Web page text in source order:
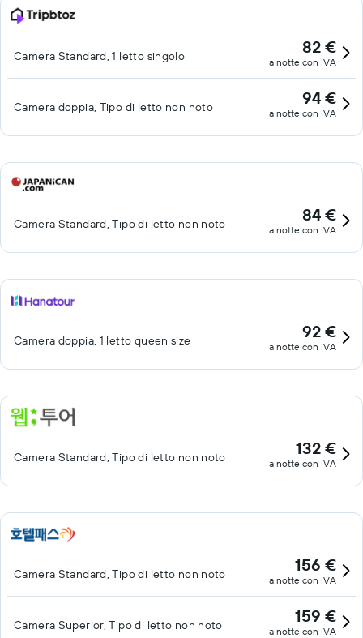
Camera Standard, 1 letto singolo 82 €
a notte con IVA
Camera doppia, Tipo di letto non noto 94 €
a notte con IVA
Camera Standard, Tipo di letto non noto 84 €
a notte con IVA
Camera doppia, 1 letto queen size 92 €
a notte con IVA
Camera Standard, Tipo di letto non noto 132 €
a notte con IVA
Camera Standard, Tipo di letto non noto 156 €
a notte con IVA
Camera Superior, Tipo di letto non noto 159 €
a notte con IVA